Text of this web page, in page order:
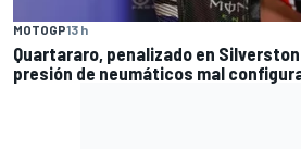
MOTOGP13 h
Quartararo, penalizado en
presión de neumáticos mal